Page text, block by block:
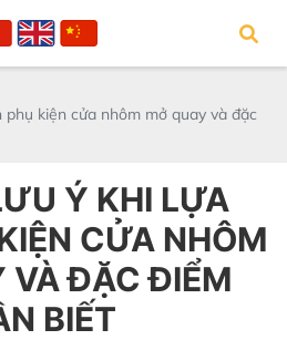
phụ kiện cửa nhôm mở quay và đặc
Ý KHI LỰA
CỬA NHÔM
VÀ ĐẶC ĐIỂM
BIẾT